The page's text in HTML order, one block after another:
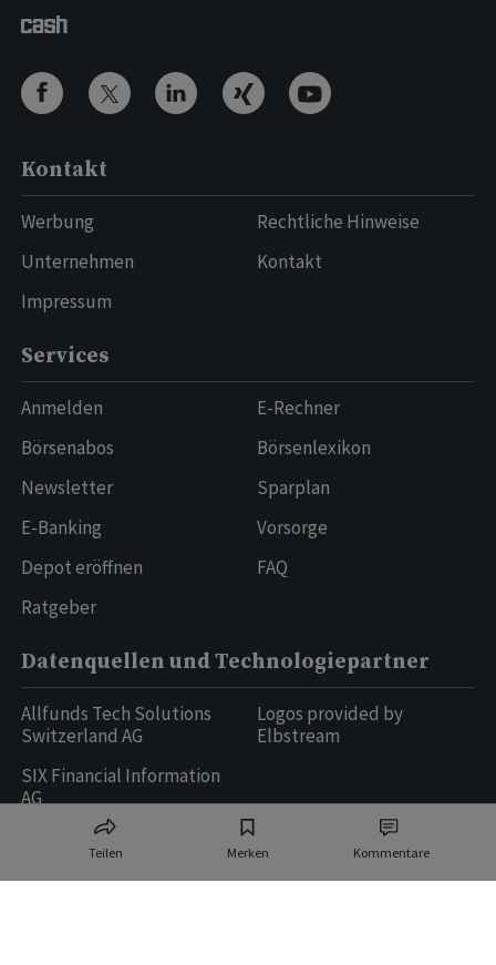
Teilen Merken Kommentare
Kontakt
Werbung
Unternehmen
Impressum
Rechtliche Hinweise
Kontakt
Services
Anmelden
Börsenabos
Newsletter
E-Banking
Depot eröffnen
Ratgeber
E-Rechner
Börsenlexikon
Sparplan
Vorsorge
FAQ
Datenquellen und Technologiepartner
Allfunds Tech Solutions
Switzerland AG
SIX Financial Information
AG
Logos provided by
Elbstream
Ringier AG | Ringier Medien Schweiz